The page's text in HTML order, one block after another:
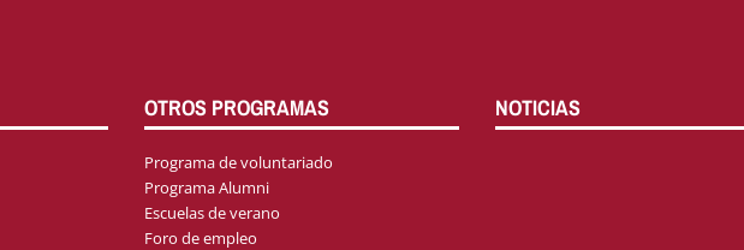
OTROS PROGRAMAS
Programa de voluntariado
Programa Alumni
Escuelas de verano
Foro de empleo
NOTICIAS